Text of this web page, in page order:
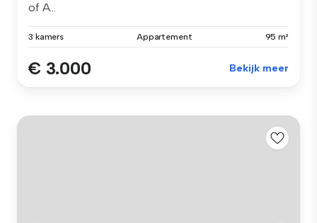
of A...
3 kamers Appartement 95 m²
€ 3.000 Bekijk meer